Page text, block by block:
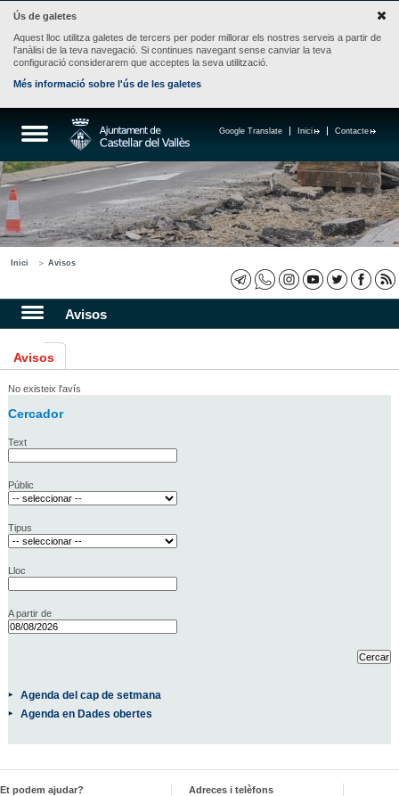
Ús de galetes
Aquest lloc utilitza galetes de tercers per poder millorar els nostres serveis a partir de
l'anàlisi de la teva navegació. Si continues navegant sense canviar la teva
configuració considerarem que acceptes la seva utilització.
Més informació sobre l'ús de les galetes
Contacte
Inici
Google Translate
Inici Avisos
Avisos
Avisos
No existeix l'avís
Cercador
Text
Públic
Tipus
Lloc
A partir de
Agenda del cap de setmana
Agenda en Dades obertes
Et podem ajudar?
Adreces i telèfons